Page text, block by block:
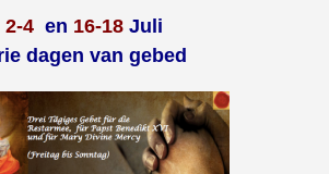
2-4 en 16-18 Juli
dagen van gebed